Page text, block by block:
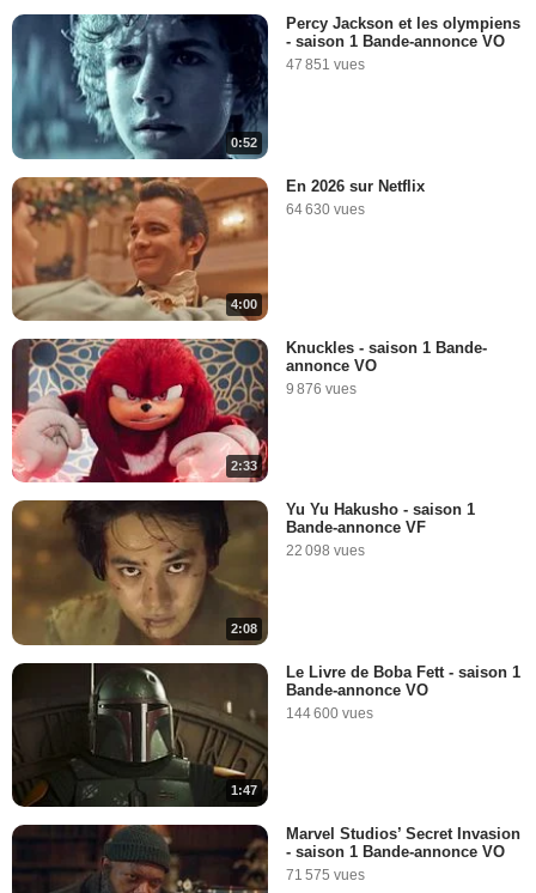
0:52
Percy Jackson et les olympiens
- saison 1 Bande-annonce VO
47 851 vues
4:00
En 2026 sur Netflix
64 630 vues
2:33
Knuckles - saison 1 Bande-
annonce VO
9 876 vues
2:08
Yu Yu Hakusho - saison 1
Bande-annonce VF
22 098 vues
1:47
Le Livre de Boba Fett - saison 1
Bande-annonce VO
144 600 vues
Marvel Studios’ Secret Invasion
- saison 1 Bande-annonce VO
71 575 vues